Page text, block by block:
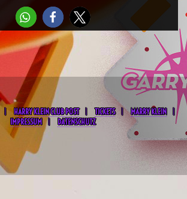
HARRY KLEIN CLUB POST TICKETS
MARRY KLEIN
IMPRESSUM
DATENSCHUTZ